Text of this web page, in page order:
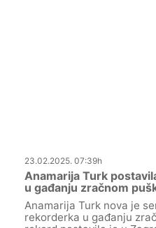
23.02.2025. 07:39h
Anamarija Turk
u gađanju zračnom
Anamarija Turk nova je
rekorderka u gađanju